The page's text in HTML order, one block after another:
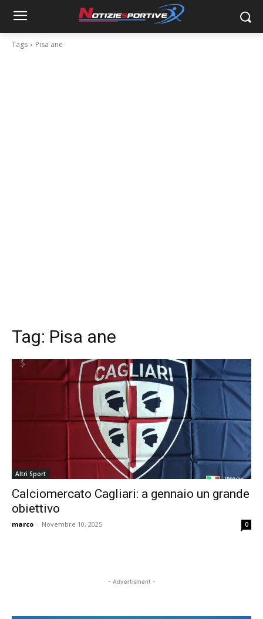
Tags Pisa ane
Tag: Pisa ane
Altri Sport
Calciomercato Cagliari: a gennaio un grande
obiettivo
marco - Novembre 10, 2025 0
- Advertisment -